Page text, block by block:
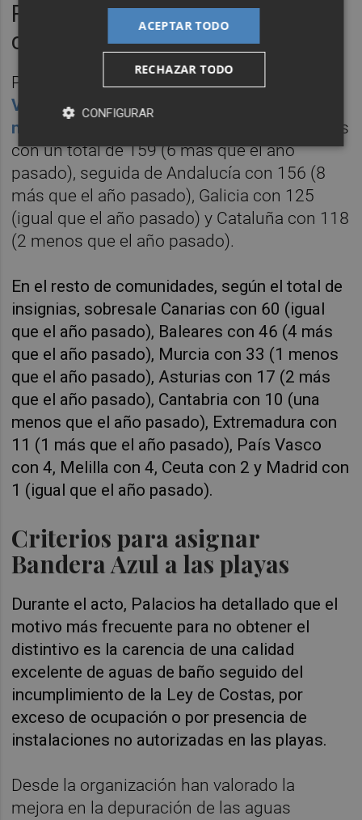
Ranking de Banderas azules por
comunidades autónomas
Por comunidades autónomas,la Comunitat
Valenciana sigue obteniendo el mayor
número de Banderas Azules
para sus playas
con un total de 159 (6 más que el año
pasado), seguida de Andalucía con 156 (8
más que el año pasado), Galicia con 125
(igual que el año pasado) y Cataluña con 118
(2 menos que el año pasado).
En el resto de comunidades, según el total de
insignias, sobresale Canarias con 60 (igual
que el año pasado), Baleares con 46 (4 más
que el año pasado), Murcia con 33 (1 menos
que el año pasado), Asturias con 17 (2 más
que el año pasado), Cantabria con 10 (una
menos que el año pasado), Extremadura con
11 (1 más que el año pasado), País Vasco
con 4, Melilla con 4, Ceuta con 2 y Madrid con
1 (igual que el año pasado).
Criterios para asignar
Bandera Azul a las playas
Durante el acto, Palacios ha detallado que el
motivo más frecuente para no obtener el
distintivo es la carencia de una calidad
excelente de aguas de baño seguido del
incumplimiento de la Ley de Costas, por
exceso de ocupación o por presencia de
instalaciones no autorizadas en las playas.
Desde la organización han valorado la
mejora en la depuración de las aguas
ACEPTAR TODO
RECHAZAR TODO
CONFIGURAR